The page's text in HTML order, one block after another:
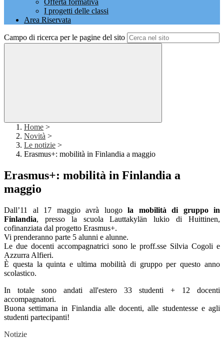
Offerta formativa
I progetti delle classi
Area Riservata
Campo di ricerca per le pagine del sito
Home >
Novità >
Le notizie >
Erasmus+: mobilità in Finlandia a maggio
Erasmus+: mobilità in Finlandia a
maggio
Dall’11 al 17 maggio avrà luogo la mobilità di gruppo in
Finlandia, presso la scuola Lauttakylän lukio di Huittinen,
cofinanziata dal progetto Erasmus+.
Vi prenderanno parte 5 alunni e alunne.
Le due docenti accompagnatrici sono le proff.sse Silvia Cogoli e
Azzurra Alfieri.
È questa la quinta e ultima mobilità di gruppo per questo anno
scolastico.
In totale sono andati all'estero 33 studenti + 12 docenti
accompagnatori.
Buona settimana in Finlandia alle docenti, alle studentesse e agli
studenti partecipanti!
Notizie